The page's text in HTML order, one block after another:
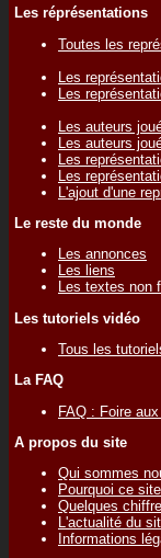
Les réprésentations
Toutes les
Les
Les
Les auteurs
Les auteurs
Les
Les
L'ajout d'une
Le reste du monde
Les annonces
Les liens
Les textes non
Les tutoriels vidéo
Tous les
La FAQ
FAQ : Foire
A propos du site
Qui sommes
Pourquoi ce
Quelques
L'actualité du
Informations